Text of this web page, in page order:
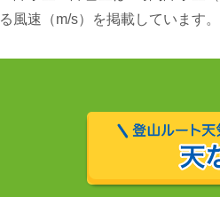
る風速（m/s）を掲載しています。